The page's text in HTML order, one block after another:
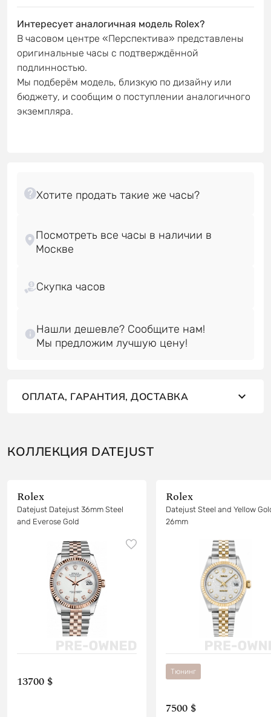
Интересует аналогичная модель Rolex?
В часовом центре «Перспектива» представлены
оригинальные часы с подтверждённой
подлинностью.
Мы подберём модель, близкую по дизайну или
бюджету, и сообщим о поступлении аналогичного
экземпляра.
Посмотреть все часы в наличии в
Скупка часов
Нашли дешевле? Сообщите нам!
ОПЛАТА, ГАРАНТИЯ, ДОСТАВКА
КОЛЛЕКЦИЯ DATEJUST
Rolex
Datejust Datejust 36mm Steel
and Everose Gold
13700 $
Rolex
Datejust Steel and Yellow
26mm
Тюнинг
7500 $